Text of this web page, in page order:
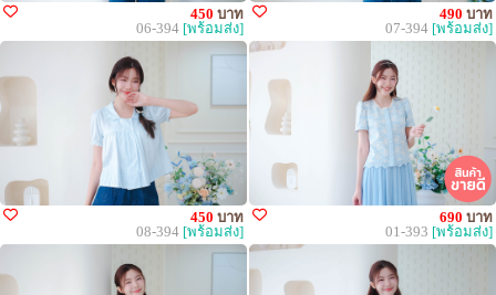
450 บาท
06-394 [พร้อมส่ง]
490 บาท
07-394 [พร้อมส่ง]
450 บาท
08-394 [พร้อมส่ง]
690 บาท
01-393 [พร้อมส่ง]